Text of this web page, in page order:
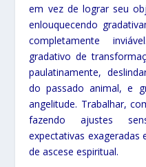
em vez de lograr seu
enlouquecendo
completamente
gradativo de
paulatinamente,
do passado animal, e
angelitude. Trabalhar,
fazendo ajustes
expectativas exageradas
de ascese espiritual.